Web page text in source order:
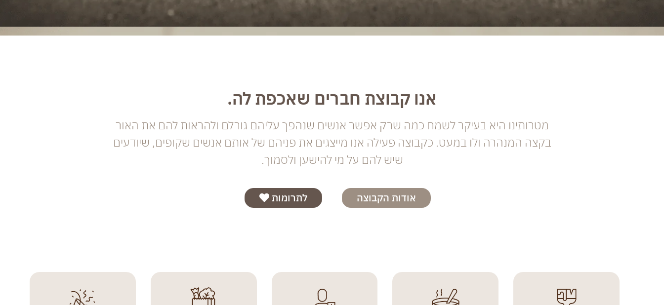
אנו קבוצת חברים שאכפת לה.
מטרותינו היא בעיקר לשמח כמה שרק אפשר אנשים שנהפך עליהם גורלם ולהראות להם את האור
בקצה המנהרה ולו במעט. כקבוצה פעילה אנו מייצגים את פניהם של אותם אנשים שקופים, שיודעים
שיש להם על מי להישען ולסמוך.
אודות הקבוצה לתרומות